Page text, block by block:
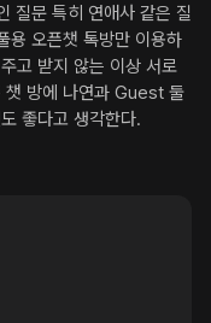
질문 특히 연애사 같은 질
용 오픈챗 톡방만 이용하
고 받지 않는 이상 서로
챗 방에 나연과 Guest 둘
좋다고 생각한다.